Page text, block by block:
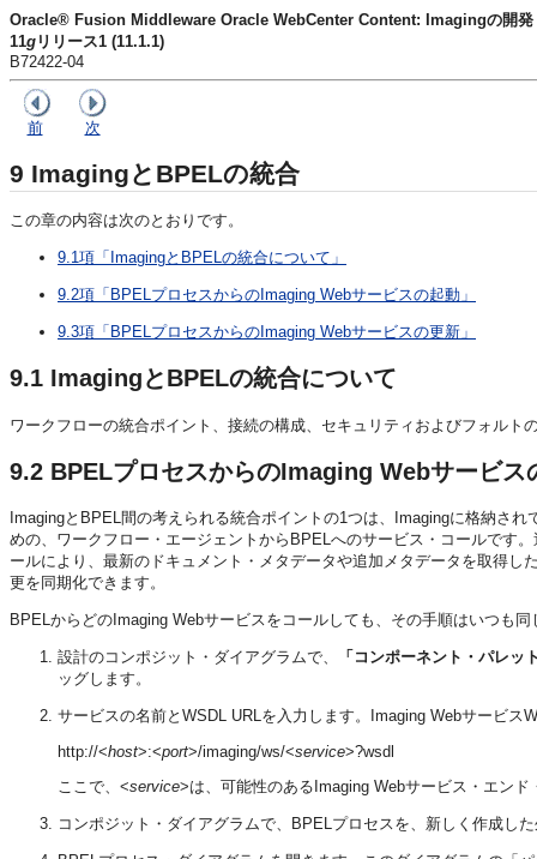
Oracle® Fusion Middleware Oracle WebCenter Content: Imagingの開発
11g リリース1 (11.1.1)
B72422-04
前 次
9 ImagingとBPELの統合
この章の内容は次のとおりです。
9.1項「ImagingとBPELの統合について」
9.2項「BPELプロセスからのImaging Webサービスの起動」
9.3項「BPELプロセスからのImaging Webサービスの更新」
9.1 ImagingとBPELの統合について
ワークフローの統合ポイント、接続の構成、セキュリティおよびフォルト
9.2 BPELプロセスからのImaging Webサービス
ImagingとBPEL間の考えられる統合ポイントの1つは、Imagingに格納さ
めの、ワークフロー・エージェントからBPELへのサービス・コールです
ールにより、最新のドキュメント・メタデータや追加メタデータを取得
更を同期化できます。
BPELからどのImaging Webサービスをコールしても、その手順はいつも同
設計のコンポジット・ダイアグラムで、
「コンポーネント・パレッ
ッグします。
サービスの名前とWSDL URLを入力します。Imaging Webサービス
http://<host>:<port>/imaging/ws/<service>?wsdl
ここで、<service>は、可能性のあるImaging Webサービス・エン
コンポジット・ダイアグラムで、BPELプロセスを、新しく作成し